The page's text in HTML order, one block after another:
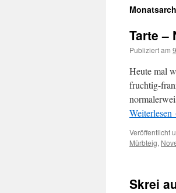
springen
Tarte –
Publiziert am
Heute mal
fruchtig-
Weiterlesen
Veröffentlicht
Mürbteig,
Skrei